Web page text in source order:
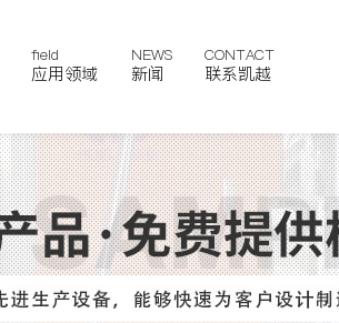
field
应用领域
NEWS
新闻
CONTACT
联系凯越